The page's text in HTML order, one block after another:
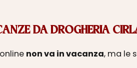
DA DROGHERIA
non va in vacanza, ma le